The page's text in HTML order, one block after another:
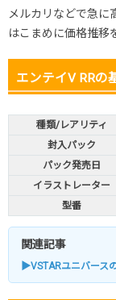
メルカリなどで急に
はこまめに価格推移
エンテイV RRの
種類/レアリティ
封入パック
パック発売日
イラストレーター
型番
関連記事
▶VSTARユニバース